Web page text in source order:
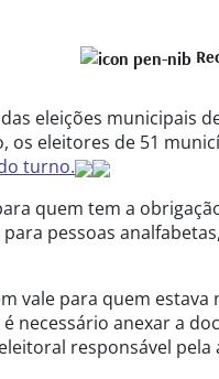
eleições municipais
eleitores de 51
turno.
quem tem a
pessoas
vale para quem
necessário anexar a
responsável